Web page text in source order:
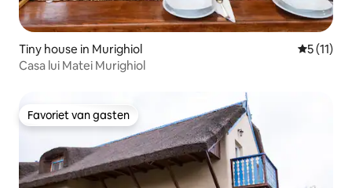
Tiny house in Murighiol
5 (11)
Casa lui Matei Murighiol
Favoriet van gasten
Favoriet van gasten